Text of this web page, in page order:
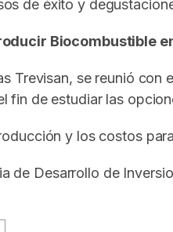
de éxito y
Biocombustible
Trevisan, se reunió
fin de estudiar las
y los costos
de Desarrollo de